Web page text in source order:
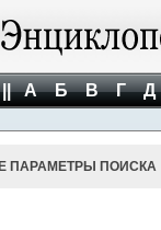
А Б В Г Д
ПАРАМЕТРЫ ПОИСКА